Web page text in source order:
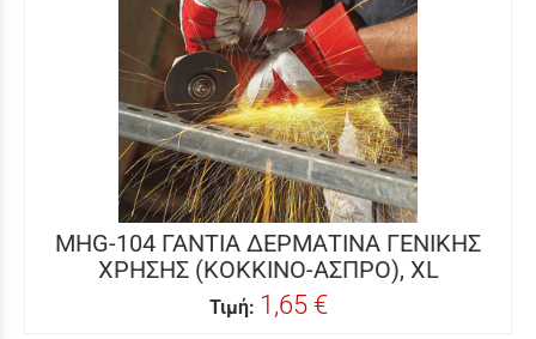
MHG-104 ΓΑΝΤΙΑ ΔΕΡΜΑΤΙΝΑ ΓΕΝΙΚΗΣ
ΧΡΗΣΗΣ (ΚΟΚΚΙΝΟ-ΑΣΠΡΟ), XL
Τιμή: 1,65 €